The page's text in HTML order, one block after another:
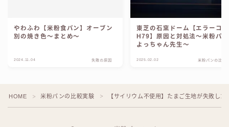
やわふわ【米粉食パン】オーブン
別の焼き色〜まとめ〜
2024.11.04 失敗の原因
東芝の石窯ドーム【エラーコ
H79】原因と対処法〜米粉パ
よっちゃん先生〜
2025.02.02 米粉パンの比較
HOME ＞ 米粉パンの比較実験 ＞ 【サイリウム不使用】たまご生地が失敗した